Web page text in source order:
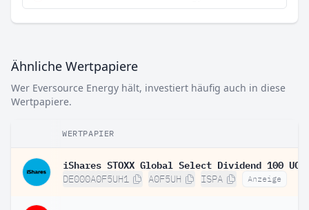
Ähnliche Wertpapiere
Wer Eversource Energy hält, investiert häufig auch in diese
Wertpapiere.
WERTPAPIER
DE000A0F5UH1 A0F5UH ISPA Anzeige